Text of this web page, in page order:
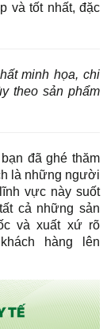
và tốt nhất, đặc
minh họa, chi
theo sản phẩm
đã ghé thăm
là những người
vực này suốt
cả những sản
và xuất xứ rõ
hàng lên